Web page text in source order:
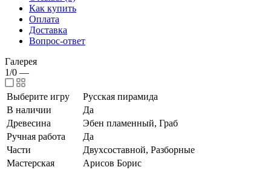
Как купить
Оплата
Доставка
Вопрос-ответ
Галерея
1/0 —
Выберите игру
Русская пирамида
В наличии
Да
Древесина
Эбен пламенный, Граб
Ручная работа
Да
Части
Двухсоставной, Разборные
Мастерская
Арисов Борис